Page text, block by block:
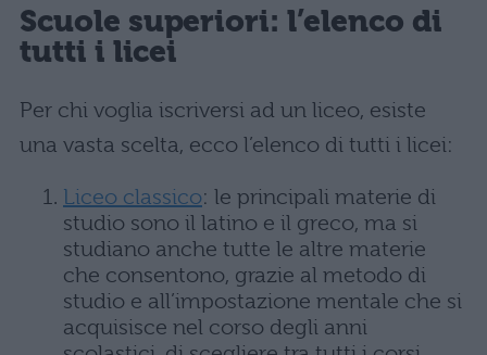
Scuole superiori: l’elenco di
tutti i licei
Per chi voglia iscriversi ad un liceo, esiste
una vasta scelta, ecco l’elenco di tutti i licei:
Liceo classico: le principali materie di
studio sono il latino e il greco, ma si
studiano anche tutte le altre materie
che consentono, grazie al metodo di
studio e all’impostazione mentale che si
acquisisce nel corso degli anni